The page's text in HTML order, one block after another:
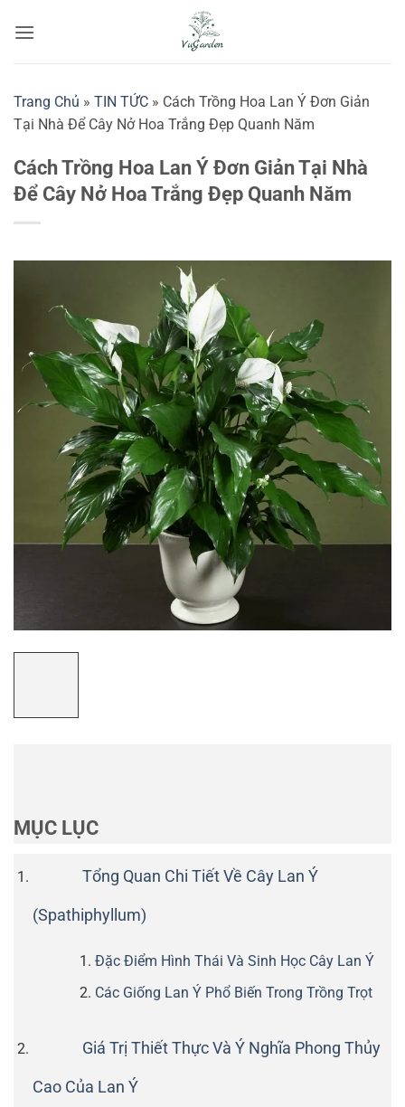
qua
Trang Chủ » TIN TỨC » Cách Trồng Hoa Lan Ý Đơn Giản
Tại Nhà Để Cây Nở Hoa Trắng Đẹp Quanh Năm
Cách Trồng Hoa Lan Ý Đơn Giản Tại Nhà
Để Cây Nở Hoa Trắng Đẹp Quanh Năm
MỤC LỤC
Tổng Quan Chi Tiết Về Cây Lan Ý
(Spathiphyllum)
Đặc Điểm Hình Thái Và Sinh Học Cây Lan Ý
Các Giống Lan Ý Phổ Biến Trong Trồng Trọt
Giá Trị Thiết Thực Và Ý Nghĩa Phong Thủy
Cao Của Lan Ý